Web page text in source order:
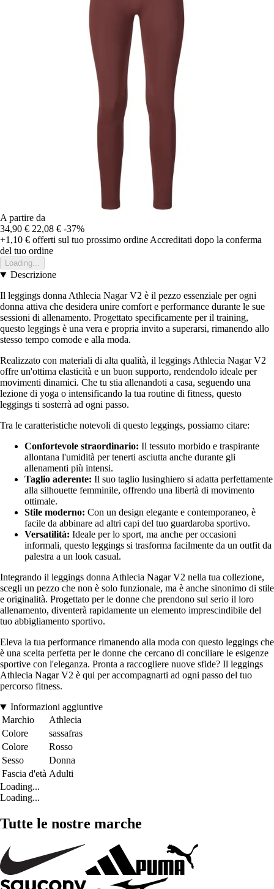
A partire da
34,90 € 22,08 € -37%
+1,10 € offerti sul tuo prossimo ordine Accreditati dopo la conferma
del tuo ordine
Loading...
Descrizione
Il leggings donna Athlecia Nagar V2 è il pezzo essenziale per ogni
donna attiva che desidera unire comfort e performance durante le sue
sessioni di allenamento. Progettato specificamente per il training,
questo leggings è una vera e propria invito a superarsi, rimanendo allo
stesso tempo comode e alla moda.
Realizzato con materiali di alta qualità, il leggings Athlecia Nagar V2
offre un'ottima elasticità e un buon supporto, rendendolo ideale per
movimenti dinamici. Che tu stia allenandoti a casa, seguendo una
lezione di yoga o intensificando la tua routine di fitness, questo
leggings ti sosterrà ad ogni passo.
Tra le caratteristiche notevoli di questo leggings, possiamo citare:
Confortevole straordinario: Il tessuto morbido e traspirante
allontana l'umidità per tenerti asciutta anche durante gli
allenamenti più intensi.
Taglio aderente: Il suo taglio lusinghiero si adatta perfettamente
alla silhouette femminile, offrendo una libertà di movimento
ottimale.
Stile moderno: Con un design elegante e contemporaneo, è
facile da abbinare ad altri capi del tuo guardaroba sportivo.
Versatilità: Ideale per lo sport, ma anche per occasioni
informali, questo leggings si trasforma facilmente da un outfit da
palestra a un look casual.
Integrando il leggings donna Athlecia Nagar V2 nella tua collezione,
scegli un pezzo che non è solo funzionale, ma è anche sinonimo di stile
e originalità. Progettato per le donne che prendono sul serio il loro
allenamento, diventerà rapidamente un elemento imprescindibile del
tuo abbigliamento sportivo.
Eleva la tua performance rimanendo alla moda con questo leggings che
è una scelta perfetta per le donne che cercano di conciliare le esigenze
sportive con l'eleganza. Pronta a raccogliere nuove sfide? Il leggings
Athlecia Nagar V2 è qui per accompagnarti ad ogni passo del tuo
percorso fitness.
Informazioni aggiuntive
Marchio
Athlecia
Colore
sassafras
Colore
Rosso
Sesso
Donna
Fascia d'età Adulti
Loading...
Loading...
Tutte le nostre marche